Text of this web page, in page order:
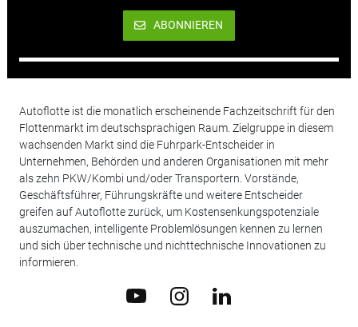
ABONNIEREN
Autoflotte ist die monatlich erscheinende Fachzeitschrift für den
Flottenmarkt im deutschsprachigen Raum. Zielgruppe in diesem
wachsenden Markt sind die Fuhrpark-Entscheider in
Unternehmen, Behörden und anderen Organisationen mit mehr
als zehn PKW/Kombi und/oder Transportern. Vorstände,
Geschäftsführer, Führungskräfte und weitere Entscheider
greifen auf Autoflotte zurück, um Kostensenkungspotenziale
auszumachen, intelligente Problemlösungen kennen zu lernen
und sich über technische und nichttechnische Innovationen zu
informieren.